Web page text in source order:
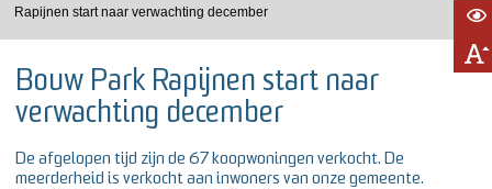
Rapijnen start naar verwachting december
Bouw Park Rapijnen start naar
verwachting december
De afgelopen tijd zijn de 67 koopwoningen verkocht. De
meerderheid is verkocht aan inwoners van onze gemeente.